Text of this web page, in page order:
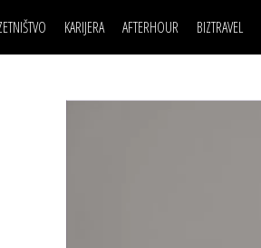
KARIJERA AFTERHOUR BIZTRAVEL
POSAO
MOJ UGAO
FILM I SCENA
AUTO SVET